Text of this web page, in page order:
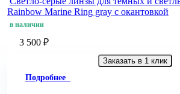
Rainbow Marine Ring gray с окантовкой
в наличии
3 500 ₽
Заказать в 1 клик
Подробнее